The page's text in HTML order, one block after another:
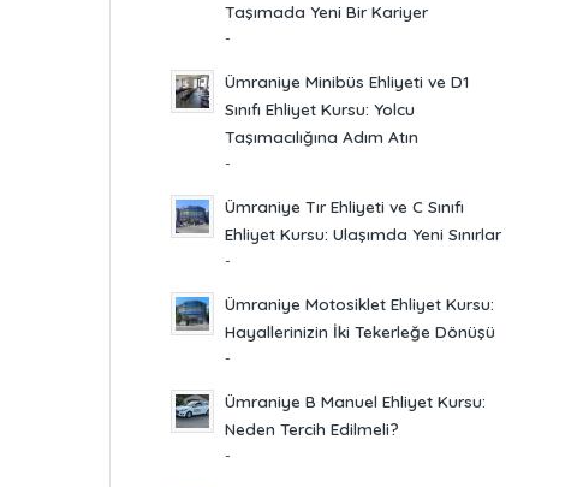
Taşımada Yeni Bir Kariyer
-
Ümraniye Minibüs Ehliyeti ve D1
Sınıfı Ehliyet Kursu: Yolcu
Taşımacılığına Adım Atın
-
Ümraniye Tır Ehliyeti ve C Sınıfı
Ehliyet Kursu: Ulaşımda Yeni Sınırlar
-
Ümraniye Motosiklet Ehliyet Kursu:
Hayallerinizin İki Tekerleğe Dönüşü
-
Ümraniye B Manuel Ehliyet Kursu:
Neden Tercih Edilmeli?
-